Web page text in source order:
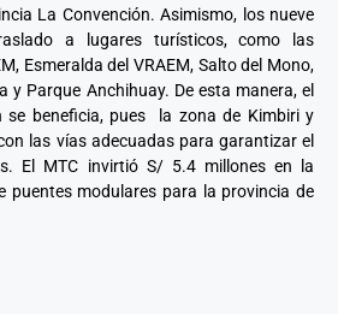
La Convención. Asimismo, los nueve
a lugares turísticos, como las
Esmeralda del VRAEM, Salto del Mono,
y Parque Anchihuay. De esta manera, el
se beneficia, pues la zona de Kimbiri y
las vías adecuadas para garantizar el
El MTC invirtió S/ 5.4 millones en la
puentes modulares para la provincia de